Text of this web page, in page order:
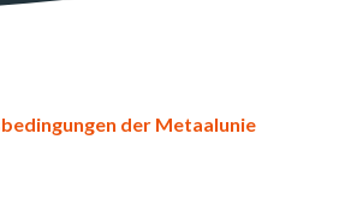
der Metaalunie